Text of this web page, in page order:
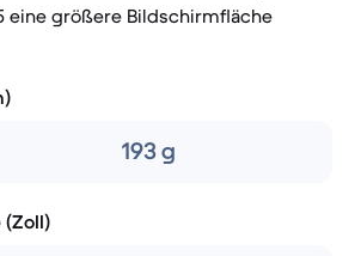
eine größere Bildschirmfläche
193 g